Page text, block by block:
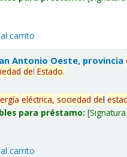
carrito
Antonio Oeste, provincia
delEstado.
eléctrica, sociedad del
para préstamo:
carrito